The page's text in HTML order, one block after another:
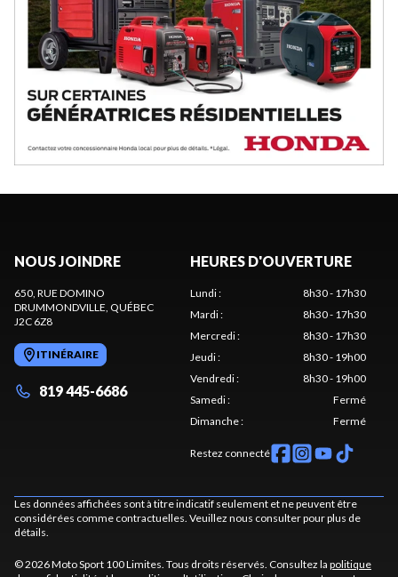
NOUS JOINDRE
650, RUE DOMINO
DRUMMONDVILLE , QUÉBEC
J2C 6Z8
ITINÉRAIRE
819 445-6686
HEURES D'OUVERTURE
Lundi:
8h30 - 17h30
Mardi:
8h30 - 17h30
Mercredi:
8h30 - 17h30
Jeudi:
8h30 - 19h00
Vendredi:
8h30 - 19h00
Samedi:
Fermé
Dimanche: Fermé
Restez connecté
Les données affichées sont à titre indicatif seulement et ne peuvent être
considérées comme contractuelles. Veuillez nous consulter pour plus de
détails.
© 2026 Moto Sport 100 Limites. Tous droits réservés. Consultez la politique